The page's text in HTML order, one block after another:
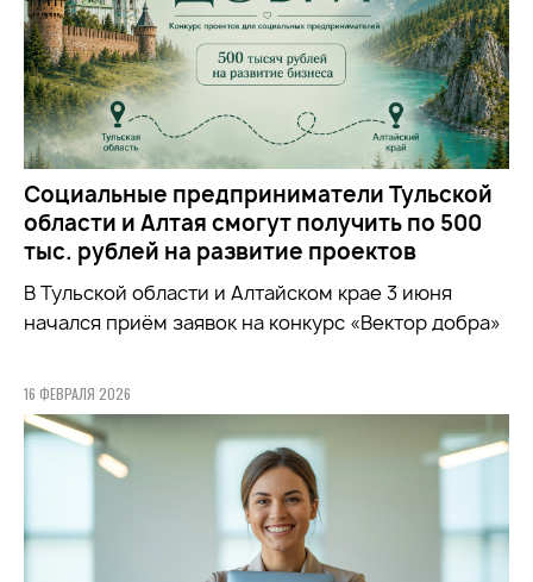
Социальные предприниматели Тульской
области и Алтая смогут получить по 500
тыс. рублей на развитие проектов
В Тульской области и Алтайском крае 3 июня
начался приём заявок на конкурс «Вектор добра»
16 ФЕВРАЛЯ 2026